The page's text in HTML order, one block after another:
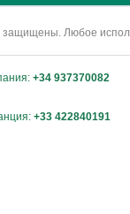
Любое
+34 937370082
+33 422840191